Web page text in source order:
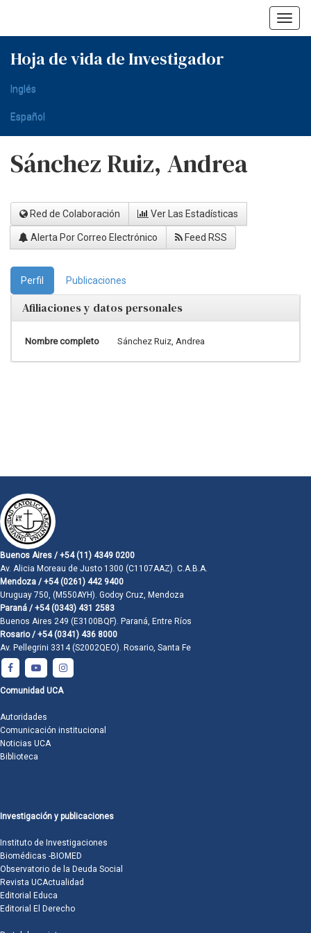
Hoja de vida de Investigador
Inglés
Español
Sánchez Ruiz, Andrea
Red de Colaboración Ver Las Estadísticas
Alerta Por Correo Electrónico Feed RSS
Perfil Publicaciones
Afiliaciones y datos personales
Nombre completo Sánchez Ruiz, Andrea
Buenos Aires / +54 (11) 4349 0200
Av. Alicia Moreau de Justo 1300 (C1107AAZ). C.A.B.A.
Mendoza / +54 (0261) 442 9400
Uruguay 750, (M550AYH). Godoy Cruz, Mendoza
Paraná / +54 (0343) 431 2583
Buenos Aires 249 (E3100BQF). Paraná, Entre Ríos
Rosario / +54 (0341) 436 8000
Av. Pellegrini 3314 (S2002QEO). Rosario, Santa Fe
Comunidad UCA
Autoridades
Comunicación institucional
Noticias UCA
Biblioteca
Investigación y publicaciones
Instituto de Investigaciones
Biomédicas -BIOMED
Observatorio de la Deuda Social
Revista UCActualidad
Editorial Educa
Editorial El Derecho